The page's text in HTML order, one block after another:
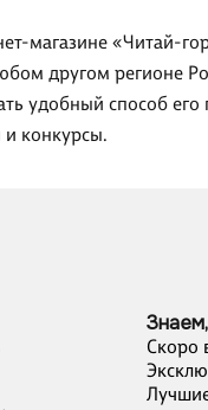
магазине «Читай-
другом регионе
удобный способ
конкурсы.
Скоро